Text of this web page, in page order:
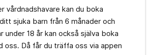
vårdnadshavare kan du boka
sjuka barn från 6 månader och
under 18 år kan också själva boka
oss. Då får du träffa oss via appen